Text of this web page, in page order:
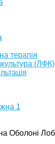
терапія
(ЛФК)
1